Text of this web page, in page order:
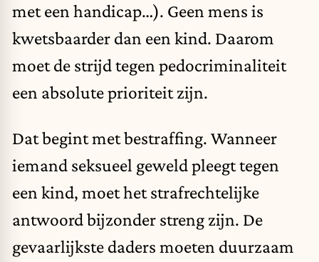
met een handicap…). Geen mens is
kwetsbaarder dan een kind. Daarom
moet de strijd tegen pedocriminaliteit
een absolute prioriteit zijn.
Dat begint met bestraffing. Wanneer
iemand seksueel geweld pleegt tegen
een kind, moet het strafrechtelijke
antwoord bijzonder streng zijn. De
gevaarlijkste daders moeten duurzaam